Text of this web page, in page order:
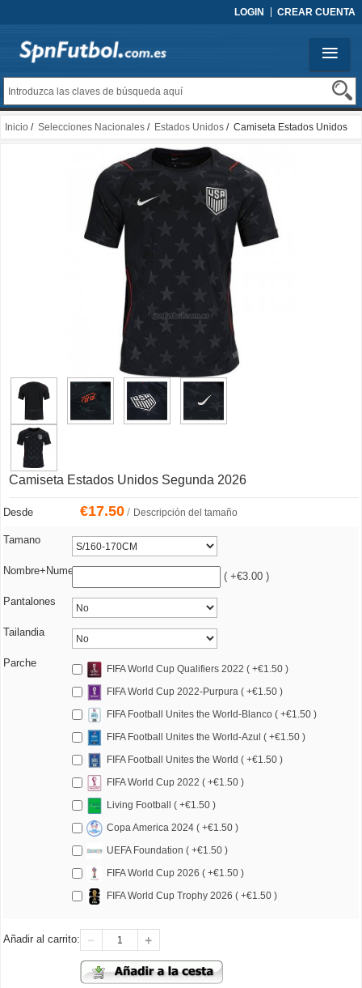
LOGIN CREAR CUENTA
Inicio / Selecciones Nacionales / Estados Unidos / Camiseta Estados Unidos
Camiseta Estados Unidos Segunda 2026
Desde €17.50/ Descripción del tamaño
Tamano
Nombre+Numero ( +€3.00 )
Pantalones
Tailandia
Parche
FIFA World Cup Qualifiers 2022 ( +€1.50 )
FIFA World Cup 2022-Purpura ( +€1.50 )
FIFA Football Unites the World-Blanco ( +€1.50 )
FIFA Football Unites the World-Azul ( +€1.50 )
FIFA Football Unites the World ( +€1.50 )
FIFA World Cup 2022 ( +€1.50 )
Living Football ( +€1.50 )
Copa America 2024 ( +€1.50 )
UEFA Foundation ( +€1.50 )
FIFA World Cup 2026 ( +€1.50 )
FIFA World Cup Trophy 2026 ( +€1.50 )
Añadir al carrito: